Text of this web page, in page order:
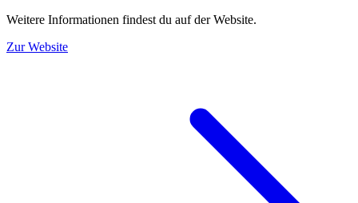
Weitere Informationen findest du auf der Website.
Zur Website